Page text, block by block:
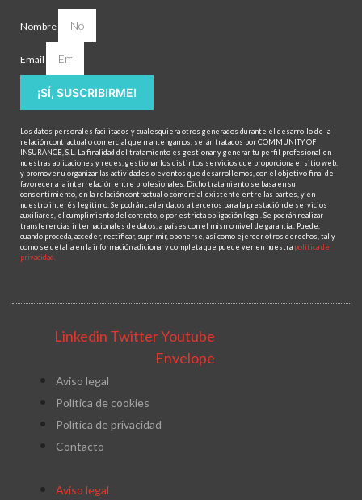
Nombre
Email
¡SÍ, SUSCRIBIRME!
Los datos personales facilitados y cualesquiera otros generados durante el desarrollo de la
relación contractual o comercial que mantengamos, serán tratados por COMMUNITY OF
INSURANCE, S.L. La finalidad del tratamiento es gestionar y generar tu perfil profesional en
nuestras aplicaciones y redes, gestionar los distintos servicios que proporciona el sitio web,
y promover u organizar las actividades o eventos que desarrollemos, con el objetivo final de
favorecer a la interrelación entre profesionales. Dicho tratamiento se basa en su
consentimiento, en la relación contractual o comercial existente entre las partes, y en
nuestro interés legítimo. Se podrán ceder datos a terceros para la prestación de servicios
auxiliares, el cumplimiento del contrato, o por estricta obligación legal. Se podrán realizar
transferencias internacionales de datos, a países con el mismo nivel de garantía.. Puede,
cuando proceda, acceder, rectificar, suprimir, oponerse, así como ejercer otros derechos, tal y
como se detalla en la información adicional y completa que puede ver en nuestra política de
privacidad.
Linkedin TwitterYoutube
Envelope
Aviso legal
Política de cookies
Política de privacidad
Contacto
Aviso legal